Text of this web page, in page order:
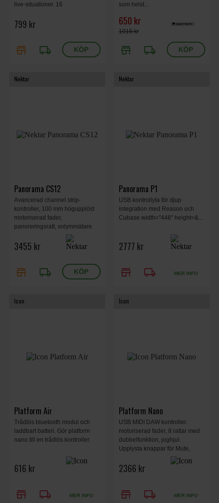
live-situationer. 16
tryckkänsliga pads. 8
funktionsknappar.
799 kr
store local_shipping
som helst...
650 kr
1016 kr
store local_shipping
Nektar
Panorama CS12
Avancerad channel strip-
kontroller, 100 mm högupplöst
motoriserad fader,
panoreringsratt, volymmätare.
Knappar för Arm, Solo & Mute.
18 DAW-transport knappar,
automatisering på/av, 11 RGB-
3455 kr
store local_shipping
Nektar
Panorama P1
USB kontrollyta för djup
integration med Reason och
Cubase width="448" height=&...
2777 kr
store local_shipping MER INFO
Icon
Platform Air
Trådlös bluetooth modul och
laddbart batteri. Gör platform
nano till en trådlös kontroller.
616 kr
store local_shipping MER INFO
Icon
Platform Nano
USB MIDI DAW kontroller.
motoriserad fader, 8 rattar med
dubbelfunktion, joghjul.
Upplysta knappar för Mute,
Solo, Automation och Transport
control.
2366 kr
store local_shipping MER INFO